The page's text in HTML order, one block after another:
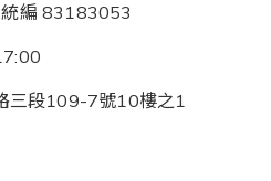
編 83183053
三段109-7號10樓之1